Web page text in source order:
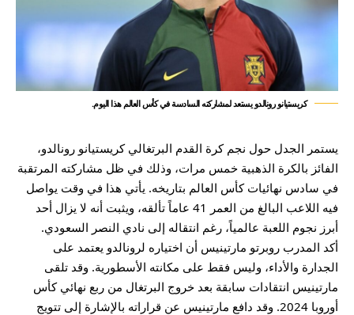
كريستيانو رونالدو يستعد لمشاركته السادسة في كأس العالم هذا اليوم.
يستمر الجدل حول نجم كرة القدم البرتغالي كريستيانو رونالدو،
الفائز بالكرة الذهبية خمس مرات، وذلك في ظل مشاركته المرتقبة
في سادس نهائيات كأس العالم بتاريخه. يأتي هذا في وقت يواصل
فيه اللاعب البالغ من العمر 41 عاماً تألقه، ويثبت أنه لا يزال أحد
أبرز نجوم اللعبة عالمياً، رغم انتقاله إلى نادي النصر السعودي.
أكد المدرب روبرتو مارتينيس أن اختياره لرونالدو يعتمد على
الجدارة والأداء، وليس فقط على مكانته الأسطورية. وقد تلقى
مارتينيس انتقادات سابقة بعد خروج البرتغال من ربع نهائي كأس
أوروبا 2024. وقد دافع مارتينيس عن قراراته بالإشارة إلى تتويج